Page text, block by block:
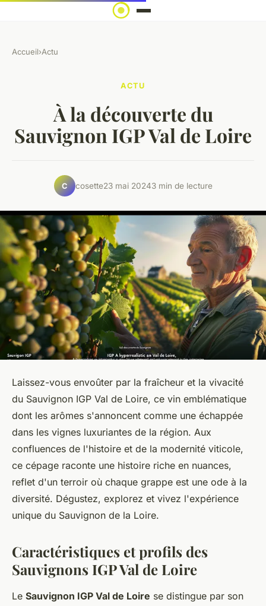
Accueil›Actu
ACTU
À la découverte du
Sauvignon IGP Val de Loire
C cosette23 mai 20243 min de lecture
Laissez-vous envoûter par la fraîcheur et la vivacité
du Sauvignon IGP Val de Loire, ce vin emblématique
dont les arômes s'annoncent comme une échappée
dans les vignes luxuriantes de la région. Aux
confluences de l'histoire et de la modernité viticole,
ce cépage raconte une histoire riche en nuances,
reflet d'un terroir où chaque grappe est une ode à la
diversité. Dégustez, explorez et vivez l'expérience
unique du Sauvignon de la Loire.
Caractéristiques et profils des
Sauvignons IGP Val de Loire
Le Sauvignon IGP Val de Loire se distingue par son